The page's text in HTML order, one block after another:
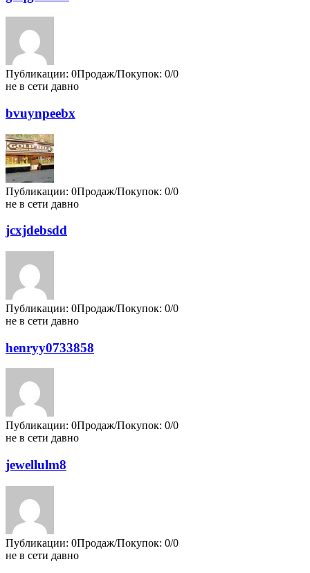
Публикации: 0Продаж/Покупок: 0/0
не в сети давно
bvuynpeebx
Публикации: 0Продаж/Покупок: 0/0
не в сети давно
jcxjdebsdd
Публикации: 0Продаж/Покупок: 0/0
не в сети давно
henryy0733858
Публикации: 0Продаж/Покупок: 0/0
не в сети давно
jewellulm8
Публикации: 0Продаж/Покупок: 0/0
не в сети давно